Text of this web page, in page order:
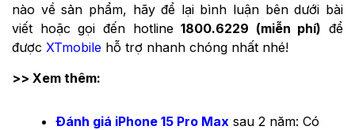
nào về sản phẩm, hãy để lại bình luận bên dưới bài
viết hoặc gọi đến hotline1800.6229 (miễn phí) để
được XTmobile hỗ trợ nhanh chóng nhất nhé!
>> Xem thêm:
Đánh giá iPhone 15 Pro Max sau 2 năm: Có